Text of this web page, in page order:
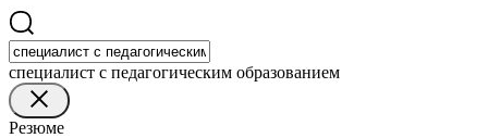
специалист с педагогическим образованием
Резюме